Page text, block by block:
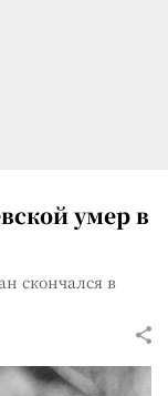
умер в
скончался в